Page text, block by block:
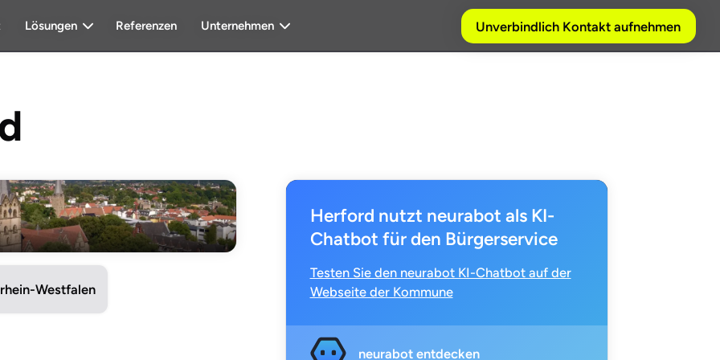
Lösungen Referenzen Unternehmen Unverbindlich Kontakt aufnehmen
Westfalen
Herford nutzt neurabot als KI-
Chatbot für den Bürgerservice
Testen Sie den neurabot KI-Chatbot auf der
Webseite der Kommune
neurabot entdecken